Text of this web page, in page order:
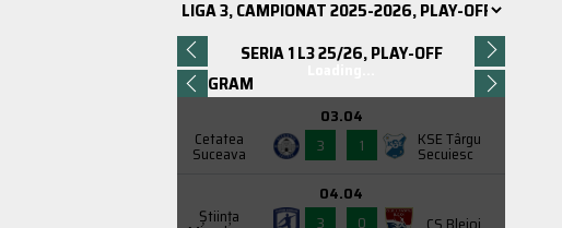
SERIA 1 L3 25/26, PLAY-OFF
PROGRAM
Cetatea
Suceava
03.04
3
1 KSE Târgu
Secuiesc
Știința
04.04
3
0